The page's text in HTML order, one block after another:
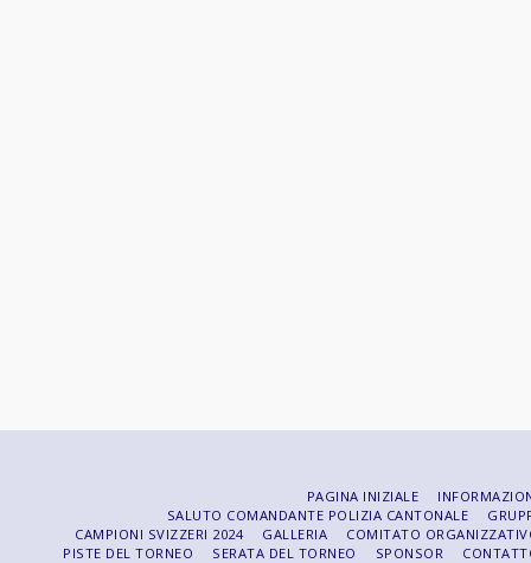
PAGINA INIZIALE
SALUTO COMANDANTE POLIZIA CANTONALE
CAMPIONI SVIZZERI 2024
GALLERIA
COMITATO
PISTE DEL TORNEO
SERATA DEL TORNEO SPONSOR